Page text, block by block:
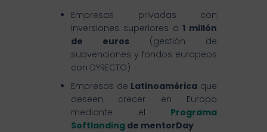
Empresas privadas con
inversiones superiores a1 millón
de euros (gestión de
subvenciones y fondos europeos
con DYRECTO)
Empresas de Latinoamérica que
deseen crecer en Europa
mediante el Programa
Softlanding de mentorDay